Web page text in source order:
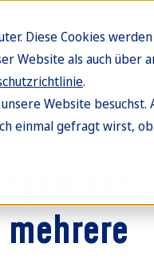
Diese Cookies
Website als auch
.
Website
einmal gefragt wirst,